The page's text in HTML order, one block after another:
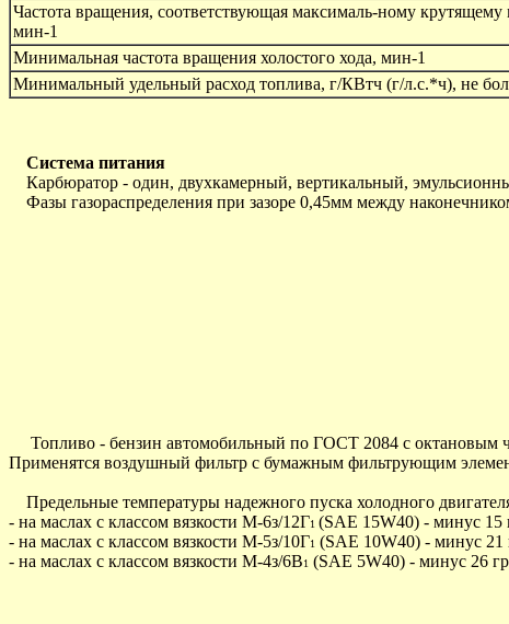
Частота вращения, соответствующая максималь-ному крутящему
мин-1
Минимальная частота вращения холостого хода, мин-1
Минимальный удельный расход топлива, г/КВтч (г/л.с.*ч), не
Система питания
Карбюратор - один, двухкамерный, вертикальный,
Фазы газораспределения при зазоре 0,45мм между
Топливо - бензин автомобильный по ГОСТ 2084 с октановым
Применятся воздушный фильтр с бумажным фильтрующим
Предельные температуры надежного пуска холодного
- на маслах с классом вязкости М-6з/12Г1 (SAE 15W40) - минус 15
- на маслах с классом вязкости М-5з/10Г1 (SAE 10W40) - минус 21
- на маслах с классом вязкости М-4з/6В1 (SAE 5W40) - минус 26